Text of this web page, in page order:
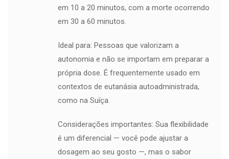
em 10 a 20 minutos, com a morte ocorrendo
em 30 a 60 minutos.
Ideal para: Pessoas que valorizam a
autonomia e não se importam em preparar a
própria dose. É frequentemente usado em
contextos de eutanásia autoadministrada,
como na Suíça.
Considerações importantes: Sua flexibilidade
é um diferencial — você pode ajustar a
dosagem ao seu gosto —, mas o sabor